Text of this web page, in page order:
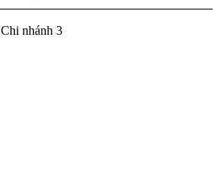
Chi nhánh 3